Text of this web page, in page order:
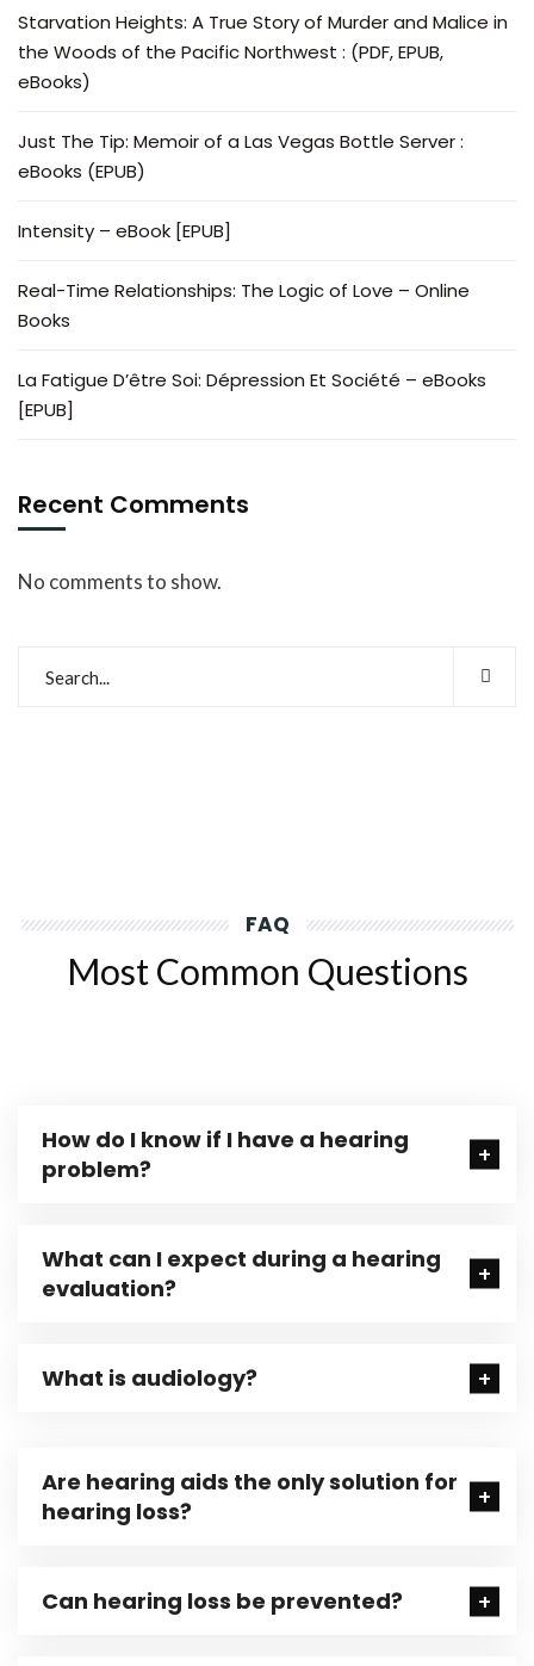
Starvation Heights: A True Story of Murder and Malice in
the Woods of the Pacific Northwest : (PDF, EPUB,
eBooks)
Just The Tip: Memoir of a Las Vegas Bottle Server :
eBooks (EPUB)
Intensity – eBook [EPUB]
Real-Time Relationships: The Logic of Love – Online
Books
La Fatigue D’être Soi: Dépression Et Société – eBooks
[EPUB]
Recent Comments
No comments to show.
FAQ
Most Common Questions
How do I know if I have a hearing
problem?
What can I expect during a hearing
evaluation?
What is audiology?
Are hearing aids the only solution for
hearing loss?
Can hearing loss be prevented?